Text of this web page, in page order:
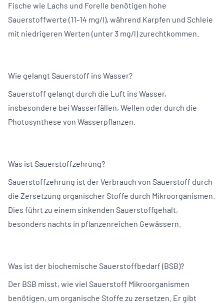
Fische wie Lachs und Forelle benötigen hohe
Sauerstoffwerte (11-14 mg/l), während Karpfen und Schleie
mit niedrigeren Werten (unter 3 mg/l) zurechtkommen.
Wie gelangt Sauerstoff ins Wasser?
Sauerstoff gelangt durch die Luft ins Wasser,
insbesondere bei Wasserfällen, Wellen oder durch die
Photosynthese von Wasserpflanzen.
Was ist Sauerstoffzehrung?
Sauerstoffzehrung ist der Verbrauch von Sauerstoff durch
die Zersetzung organischer Stoffe durch Mikroorganismen.
Dies führt zu einem sinkenden Sauerstoffgehalt,
besonders nachts in pflanzenreichen Gewässern.
Was ist der biochemische Sauerstoffbedarf (BSB)?
Der BSB misst, wie viel Sauerstoff Mikroorganismen
benötigen, um organische Stoffe zu zersetzen. Er gibt